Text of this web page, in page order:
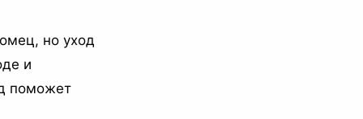
но уход
и
поможет